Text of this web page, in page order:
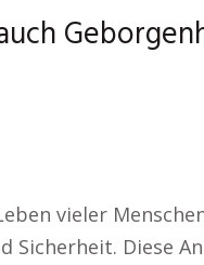
vieler
Diese